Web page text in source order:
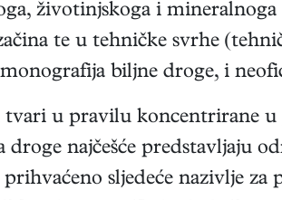
životinjskoga i
te u tehničke svrhe
biljne droge, i
tvari u pravilu koncentrirane
najčešće predstavljaju
sljedeće nazivlje za